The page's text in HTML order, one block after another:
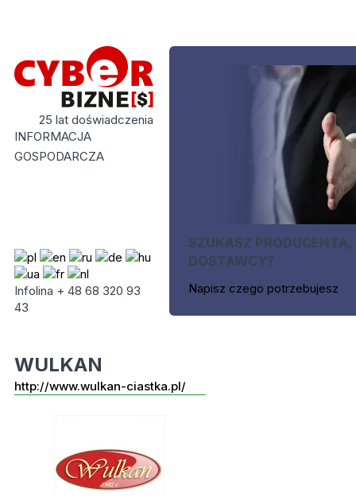
25 lat doświadczenia
INFORMACJA
GOSPODARCZA
Infolina + 48 68 320 93
43
SZUKASZ PRODUCENTA,
DOSTAWCY?
Napisz czego potrzebujesz
WULKAN
http://www.wulkan-ciastka.pl/